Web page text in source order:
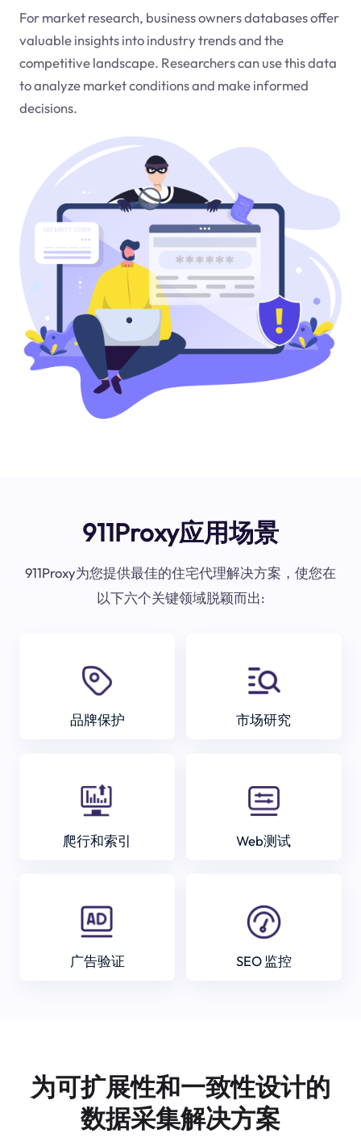
For market research, business owners databases offer
valuable insights into industry trends and the
competitive landscape. Researchers can use this data
to analyze market conditions and make informed
decisions.
911Proxy应用场景
911Proxy为您提供最佳的住宅代理解决方案，使您在
以下六个关键领域脱颖而出:
品牌保护 市场研究
爬行和索引 Web测试
广告验证 SEO 监控
为可扩展性和一致性设计的
数据采集解决方案